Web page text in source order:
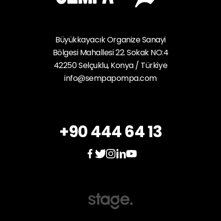
Büyükkayacık Organize Sanayi
Bölgesi Mahallesi 22. Sokak NO:4
42250 Selçuklu, Konya / Türkiye
info@sempapompa.com
+90 444 64 13